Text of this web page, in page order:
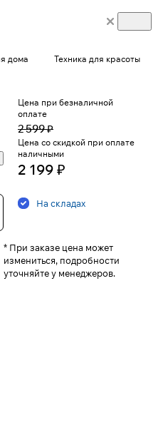
дома Техника для красоты
Цена при безналичной
оплате
2 599 ₽
Цена со скидкой при оплате
наличными
2 199 ₽
На складах
* При заказе цена может
измениться, подробности
уточняйте у менеджеров.